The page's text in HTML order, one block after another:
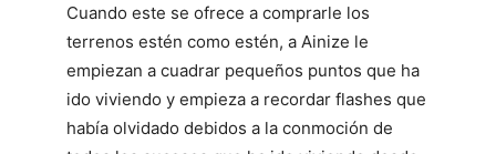
Cuando este se ofrece a comprarle los
terrenos estén como estén, a Ainize le
empiezan a cuadrar pequeños puntos que ha
ido viviendo y empieza a recordar flashes que
había olvidado debidos a la conmoción de